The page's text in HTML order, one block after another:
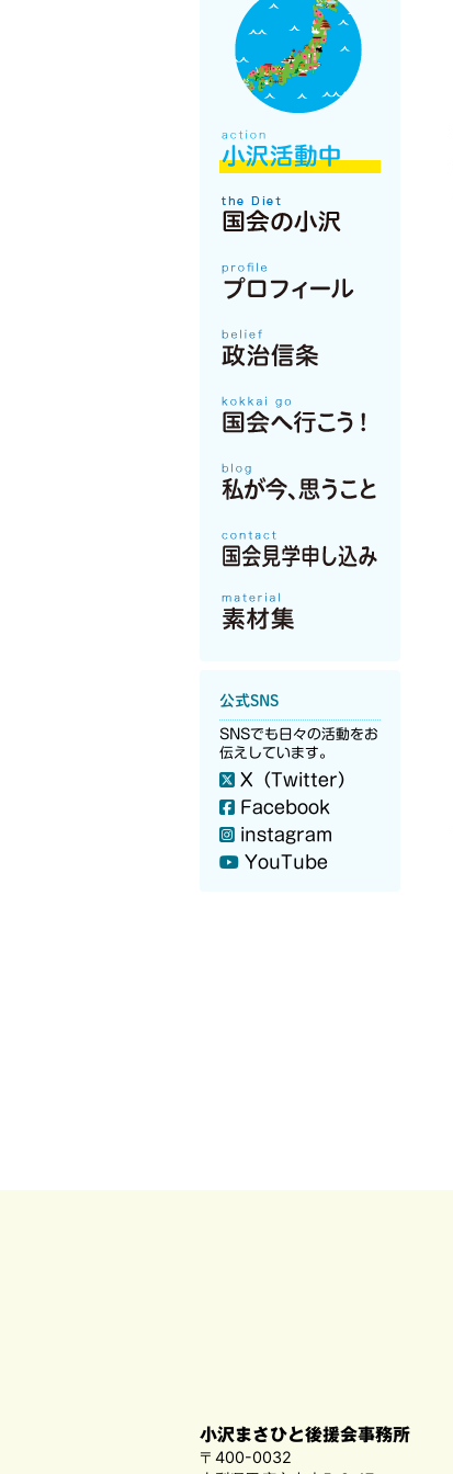
公式SNS
SNSでも日々の活動をお
伝えしています。
X（Twitter）
Facebook
instagram
YouTube
小沢まさひと後援会事務所
〒400-0032